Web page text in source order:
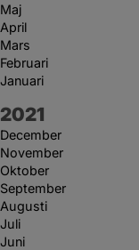
Maj
April
Mars
Februari
Januari
År:
2021
December
November
Oktober
September
Augusti
Juli
Juni